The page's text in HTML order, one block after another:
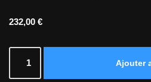
232,00 €
Ajouter